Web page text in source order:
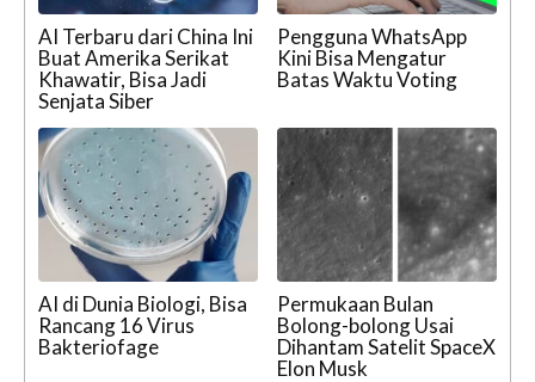
AI Terbaru dari China Ini
Buat Amerika Serikat
Khawatir, Bisa Jadi
Senjata Siber
Pengguna WhatsApp
Kini Bisa Mengatur
Batas Waktu Voting
AI di Dunia Biologi, Bisa
Rancang 16 Virus
Bakteriofage
Permukaan Bulan
Bolong-bolong Usai
Dihantam Satelit SpaceX
Elon Musk